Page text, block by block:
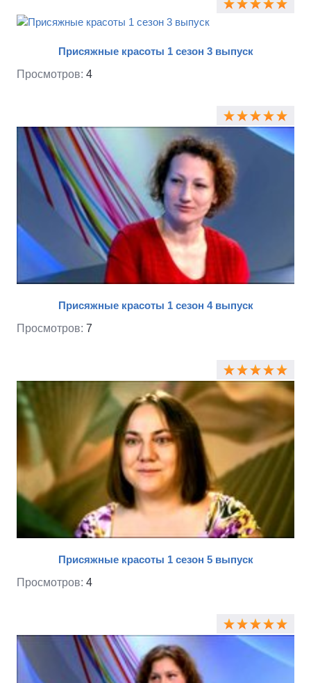
кардинальны изменения, как они могут повлиять на
Присяжные красоты 1 сезон 3 выпуск
Просмотров: 4
Присяжные красоты 1 сезон 4 выпуск
Просмотров: 7
Присяжные красоты 1 сезон 5 выпуск
Просмотров: 4